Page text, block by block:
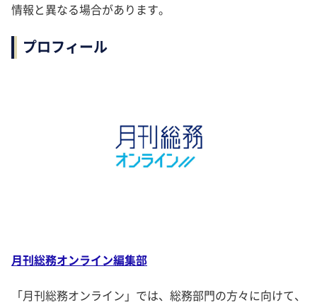
情報と異なる場合があります。
プロフィール
月刊総務オンライン編集部
「月刊総務オンライン」では、総務部門の方々に向けて、